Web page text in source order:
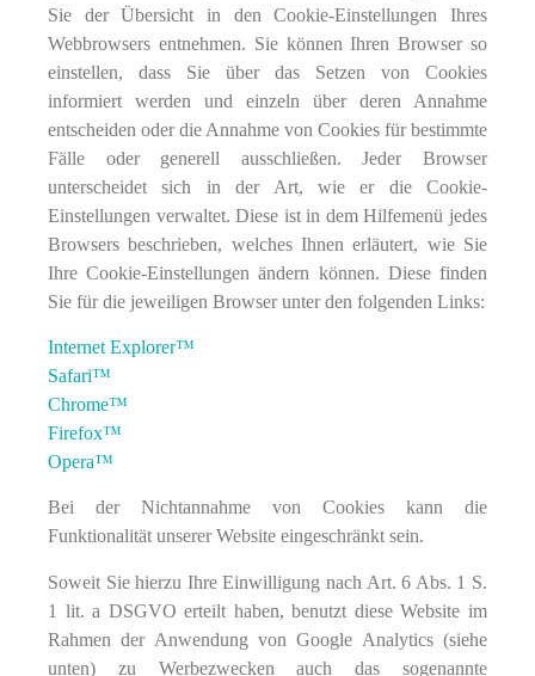
Sie der Übersicht in den Cookie-Einstellungen Ihres
Webbrowsers entnehmen. Sie können Ihren Browser so
einstellen, dass Sie über das Setzen von Cookies
informiert werden und einzeln über deren Annahme
entscheiden oder die Annahme von Cookies für bestimmte
Fälle oder generell ausschließen. Jeder Browser
unterscheidet sich in der Art, wie er die Cookie-
Einstellungen verwaltet. Diese ist in dem Hilfemenü jedes
Browsers beschrieben, welches Ihnen erläutert, wie Sie
Ihre Cookie-Einstellungen ändern können. Diese finden
Sie für die jeweiligen Browser unter den folgenden Links:
Internet Explorer™
Safari™
Chrome™
Firefox™
Opera™
Bei der Nichtannahme von Cookies kann die
Funktionalität unserer Website eingeschränkt sein.
Soweit Sie hierzu Ihre Einwilligung nach Art. 6 Abs. 1 S.
1 lit. a DSGVO erteilt haben, benutzt diese Website im
Rahmen der Anwendung von Google Analytics (siehe
unten) zu Werbezwecken auch das sogenannte